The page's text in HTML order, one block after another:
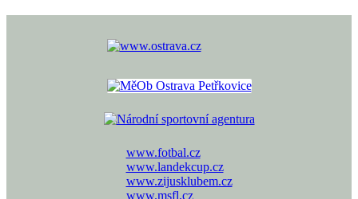
www.fotbal.cz
www.landekcup.cz
www.zijusklubem.cz
www.msfl.cz